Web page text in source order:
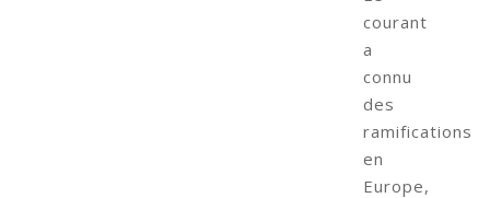
courant
a
connu
des
ramifications
en
Europe,